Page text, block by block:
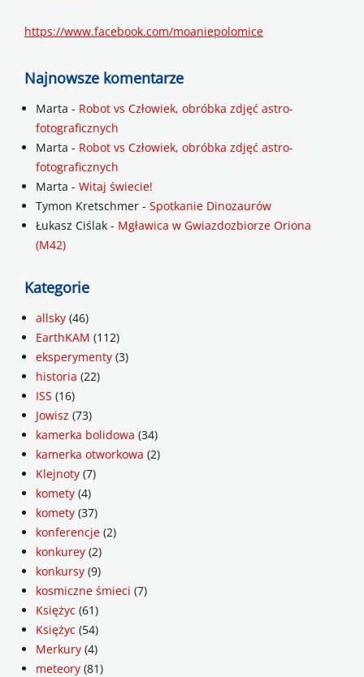
https://www.facebook.com/moaniepolomice
Najnowsze komentarze
Marta - Robot vs Człowiek, obróbka zdjęć astro-
fotograficznych
Marta - Robot vs Człowiek, obróbka zdjęć astro-
fotograficznych
Marta - Witaj świecie!
Tymon Kretschmer - Spotkanie Dinozaurów
Łukasz Ciślak - Mgławica w Gwiazdozbiorze Oriona
(M42)
Kategorie
allsky (46)
EarthKAM (112)
eksperymenty (3)
historia (22)
ISS (16)
Jowisz (73)
kamerka bolidowa (34)
kamerka otworkowa (2)
Klejnoty (7)
komety (4)
komety (37)
konferencje (2)
konkurey (2)
konkursy (9)
kosmiczne śmieci (7)
Księżyc (61)
Księżyc (54)
Merkury (4)
meteory (81)